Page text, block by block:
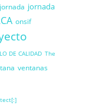
jornada jornada
onsif
DE CALIDAD The
ventanas